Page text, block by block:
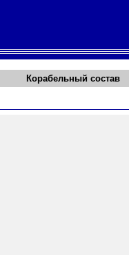
Корабельный состав